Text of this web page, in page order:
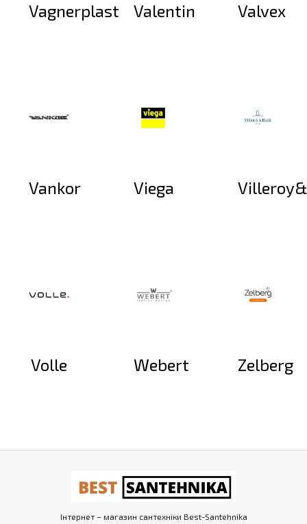
Vagnerplast Valentin Valvex
Vankor Viega
Volle Webert Zelberg
Інтернет – магазин сантехніки Best-Santehnika